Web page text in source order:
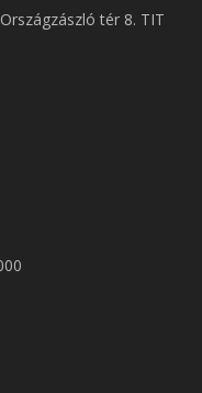
tér 8. TIT